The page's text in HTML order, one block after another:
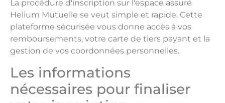
La procédure d'inscription sur l'espace assuré
Helium Mutuelle se veut simple et rapide. Cette
plateforme sécurisée vous donne accès à vos
remboursements, votre carte de tiers payant et la
gestion de vos coordonnées personnelles.
Les informations
nécessaires pour finaliser